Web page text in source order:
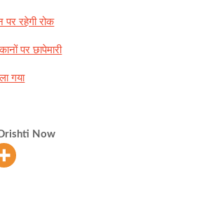
पर रहेगी रोक
पर छापेमारी
गया
Now